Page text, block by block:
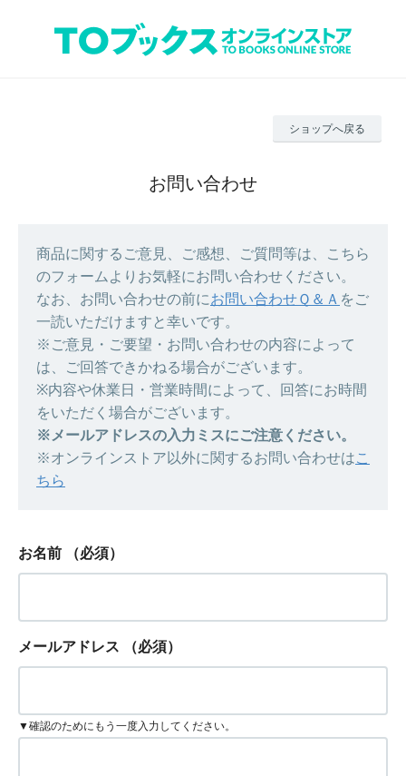
ショップへ戻る
お問い合わせ
商品に関するご意見、ご感想、ご質問等は、こちら
のフォームよりお気軽にお問い合わせください。
なお、お問い合わせの前にお問い合わせＱ＆Ａ をご
一読いただけますと幸いです。
※ご意見・ご要望・お問い合わせの内容によって
は、ご回答できかねる場合がございます。
※内容や休業日・営業時間によって、回答にお時間
をいただく場合がございます。
※メールアドレスの入力ミスにご注意ください。
※オンラインストア以外に関するお問い合わせはこ
ちら
お名前 （必須）
メールアドレス （必須）
▼確認のためにもう一度入力してください。